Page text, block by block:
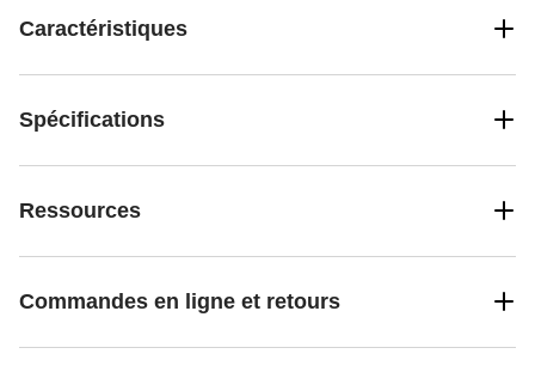
Caractéristiques
Spécifications
Ressources
Commandes en ligne et retours